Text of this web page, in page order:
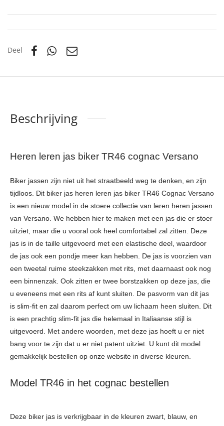
Deel
Beschrijving
Heren leren jas biker TR46 cognac Versano
Biker jassen zijn niet uit het straatbeeld weg te denken, en zijn
tijdloos. Dit biker jas heren leren jas biker TR46 Cognac Versano
is een nieuw model in de stoere collectie van leren heren jassen
van Versano. We hebben hier te maken met een jas die er stoer
uitziet, maar die u vooral ook heel comfortabel zal zitten. Deze
jas is in de taille uitgevoerd met een elastische deel, waardoor
de jas ook een pondje meer kan hebben. De jas is voorzien van
een tweetal ruime steekzakken met rits, met daarnaast ook nog
een binnenzak. Ook zitten er twee borstzakken op deze jas, die
u eveneens met een rits af kunt sluiten. De pasvorm van dit jas
is slim-fit en zal daarom perfect om uw lichaam heen sluiten. Dit
is een prachtig slim-fit jas die helemaal in Italiaanse stijl is
uitgevoerd. Met andere woorden, met deze jas hoeft u er niet
bang voor te zijn dat u er niet patent uitziet. U kunt dit model
gemakkelijk bestellen op onze website in diverse kleuren.
Model TR46 in het cognac bestellen
Deze biker jas is verkrijgbaar in de kleuren zwart, blauw, en